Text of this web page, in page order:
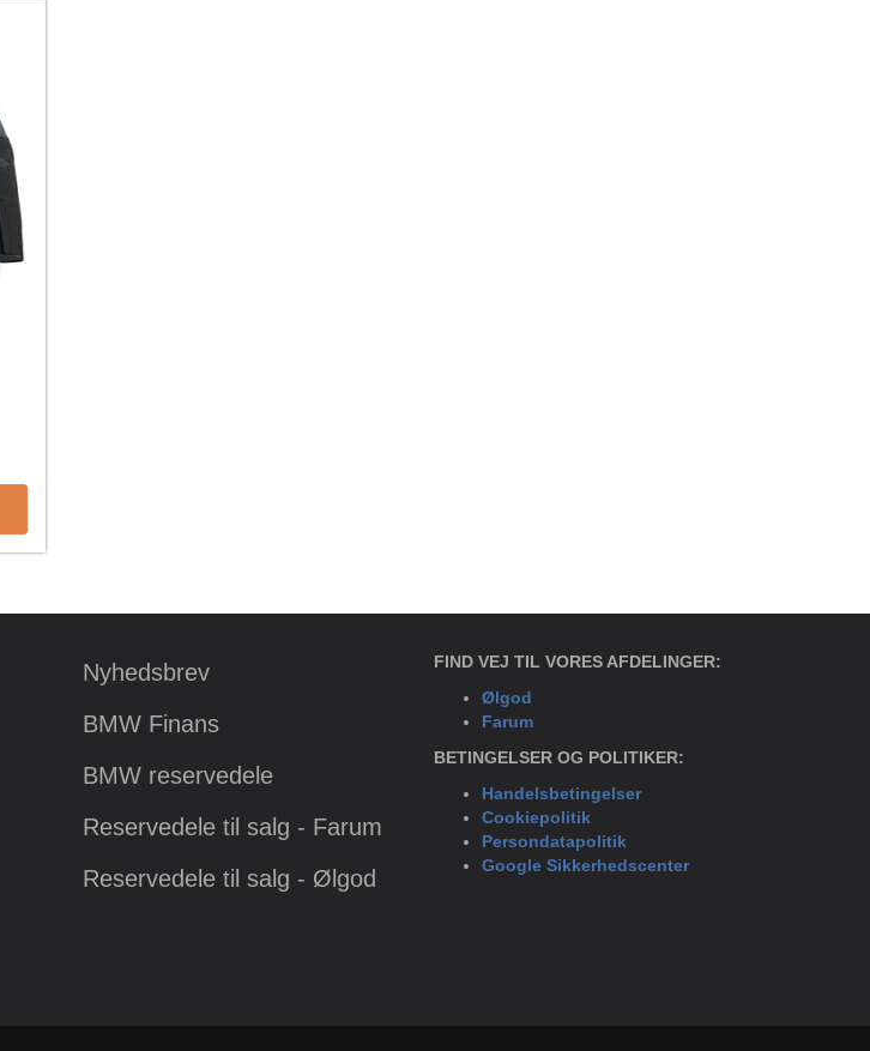
Nyhedsbrev
BMW Finans
BMW reservedele
Reservedele til salg - Farum
Reservedele til salg - Ølgod
FIND VEJ TIL VORES AFDELINGER:
Ølgod
Farum
BETINGELSER OG POLITIKER:
Handelsbetingelser
Cookiepolitik
Persondatapolitik
Google Sikkerhedscenter